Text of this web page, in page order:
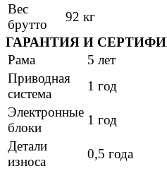
Вес
брутто
92 кг
ГАРАНТИЯ И
Рама
5 лет
Приводная
система
1 год
Электронные
блоки
1 год
Детали
износа
0,5 года